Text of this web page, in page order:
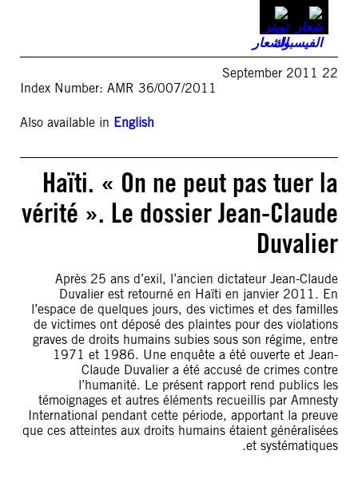
22 September 2011
Index Number: AMR 36/007/2011
Also available in English
Haïti. « On ne peut pas tuer la
vérité ». Le dossier Jean-Claude
Duvalier
Après 25 ans d’exil, l’ancien dictateur Jean-Claude
Duvalier est retourné en Haïti en janvier 2011. En
l’espace de quelques jours, des victimes et des familles
de victimes ont déposé des plaintes pour des violations
graves de droits humains subies sous son régime, entre
1971 et 1986. Une enquête a été ouverte et Jean-
Claude Duvalier a été accusé de crimes contre
l’humanité. Le présent rapport rend publics les
témoignages et autres éléments recueillis par Amnesty
International pendant cette période, apportant la preuve
que ces atteintes aux droits humains étaient généralisées
et systématiques.